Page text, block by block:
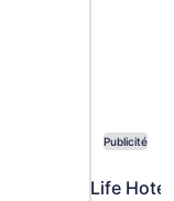
Publicité
Life